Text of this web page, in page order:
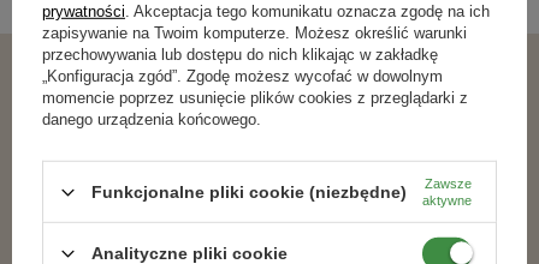
Podobne produkty
RABAT OD 2 SZT.
100% NATURALNY
RABAT OD 2 SZT.
prywatności . Akceptacja tego komunikatu oznacza zgodę na ich
zapisywanie na Twoim komputerze. Możesz określić warunki
przechowywania lub dostępu do nich klikając w zakładkę
„Konfiguracja zgód”. Zgodę możesz wycofać w dowolnym
momencie poprzez usunięcie plików cookies z przeglądarki z
danego urządzenia końcowego.
Funkcjonalne pliki cookie (niezbędne)
Zawsze
aktywne
Analityczne pliki cookie